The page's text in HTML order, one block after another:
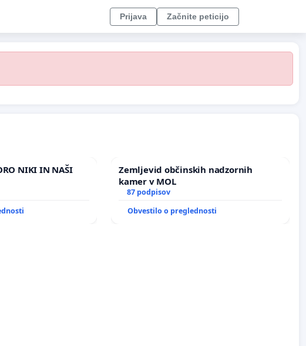
Prijava Začnite peticijo
NIKI IN NAŠI
Zemljevid občinskih nadzornih
kamer v MOL
87 podpisov
Obvestilo o preglednosti